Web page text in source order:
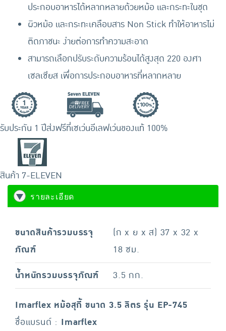
ประกอบอาหารได้หลากหลายด้วยหม้อ และกระทะในชุด
ผิวหม้อ และกระทะเคลือบสาร Non Stick ทำให้อาหารไม่
ติดภาชนะ ง่ายต่อการทำความสะอาด
สามารถเลือกปรับระดับความร้อนได้สูงสุด 220 องศา
เซลเซียส เพื่อการประกอบอาหารที่หลากหลาย
รับประกัน 1 ปีส่งฟรีที่เซเว่นอีเลฟเว่นของแท้ 100%
สินค้า 7-ELEVEN
รายละเอียด
ขนาดสินค้ารวมบรรจุ
ภัณฑ์
(ก x ย x ส) 37 x 32 x
18 ซม.
น้ำหนักรวมบรรจุภัณฑ์
3.5 กก.
Imarflex หม้อสุกี้ ขนาด 3.5 ลิตร รุ่น EP-745
ชื่อแบรนด์ : Imarflex